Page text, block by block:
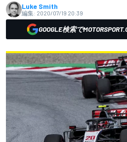
Luke Smith
編集: 2020/07/19 20:39
GOOGLE検索で